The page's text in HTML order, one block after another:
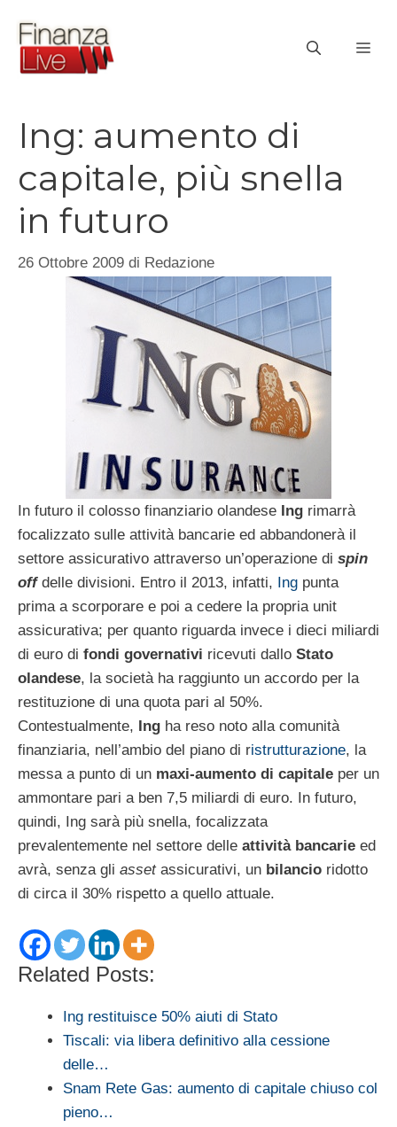
contenuto
Ing: aumento di
capitale, più snella
in futuro
26 Ottobre 2009 di Redazione
In futuro il colosso finanziario olandese Ing rimarrà
focalizzato sulle attività bancarie ed abbandonerà il
settore assicurativo attraverso un’operazione di spin
offdelle divisioni. Entro il 2013, infatti, Ing punta
prima a scorporare e poi a cedere la propria unit
assicurativa; per quanto riguarda invece i dieci miliardi
di euro di fondi governativi ricevuti dallo Stato
olandese, la società ha raggiunto un accordo per la
restituzione di una quota pari al 50%.
Contestualmente, Ing ha reso noto alla comunità
finanziaria, nell’ambio del piano di ristrutturazione, la
messa a punto di un maxi-aumento di capitale per un
ammontare pari a ben 7,5 miliardi di euro. In futuro,
quindi, Ing sarà più snella, focalizzata
prevalentemente nel settore delle attività bancarie ed
avrà, senza gli assetassicurativi, un bilancio ridotto
di circa il 30% rispetto a quello attuale.
Related Posts:
Ing restituisce 50% aiuti di Stato
Tiscali: via libera definitivo alla cessione
delle…
Snam Rete Gas: aumento di capitale chiuso col
pieno…